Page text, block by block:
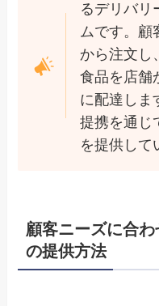
るデリバリ
ムです。顧
から注文し
食品を店舗
に配達しま
提携を通じ
を提供して
顧客ニーズに合
の提供方法